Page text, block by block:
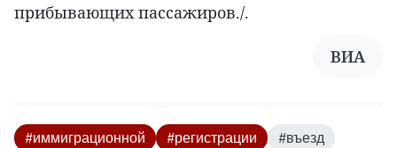
прибывающих пассажиров./.
ВИА
#иммиграционной #регистрации #въезд